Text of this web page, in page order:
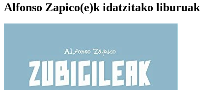
Alfonso Zapico(e)k idatzitako liburuak